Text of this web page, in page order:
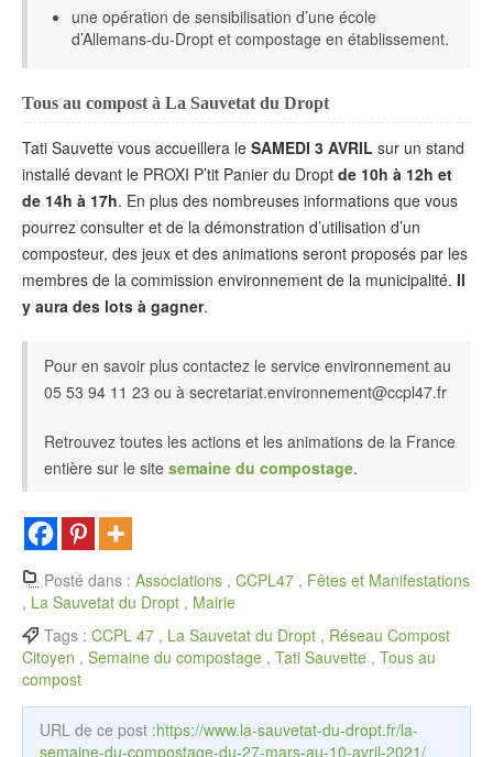
une opération de sensibilisation d’une école
d’Allemans-du-Dropt et compostage en établissement.
Tous au compost à La Sauvetat du Dropt
Tati Sauvette vous accueillera le SAMEDI 3 AVRIL sur un stand
installé devant le PROXI P’tit Panier du Dropt de 10h à 12h et
de 14h à 17h. En plus des nombreuses informations que vous
pourrez consulter et de la démonstration d’utilisation d’un
composteur, des jeux et des animations seront proposés par les
membres de la commission environnement de la municipalité. Il
y aura des lots à gagner.
Pour en savoir plus contactez le service environnement au
05 53 94 11 23 ou à secretariat.environnement@ccpl47.fr
Retrouvez toutes les actions et les animations de la France
entière sur le site semaine du compostage.
Posté dans : Associations , CCPL47 , Fêtes et Manifestations
, La Sauvetat du Dropt , Mairie
Tags : CCPL 47 , La Sauvetat du Dropt , Réseau Compost
Citoyen , Semaine du compostage , Tati Sauvette , Tous au
compost
URL de ce post :https://www.la-sauvetat-du-dropt.fr/la-
semaine-du-compostage-du-27-mars-au-10-avril-2021/